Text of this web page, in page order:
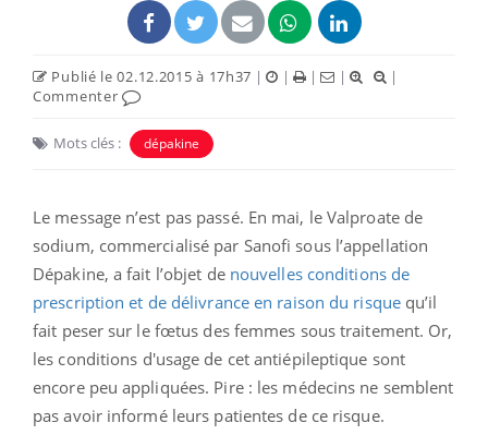
Publié le 02.12.2015 à 17h37 | | | |
|
Commenter
Mots clés : dépakine
Le message n’est pas passé. En mai, le Valproate de
sodium, commercialisé par Sanofi sous l’appellation
Dépakine, a fait l’objet de nouvelles conditions de
prescription et de délivrance en raison du risque qu’il
fait peser sur le fœtus des femmes sous traitement. Or,
les conditions d'usage de cet antiépileptique sont
encore peu appliquées. Pire : les médecins ne semblent
pas avoir informé leurs patientes de ce risque.